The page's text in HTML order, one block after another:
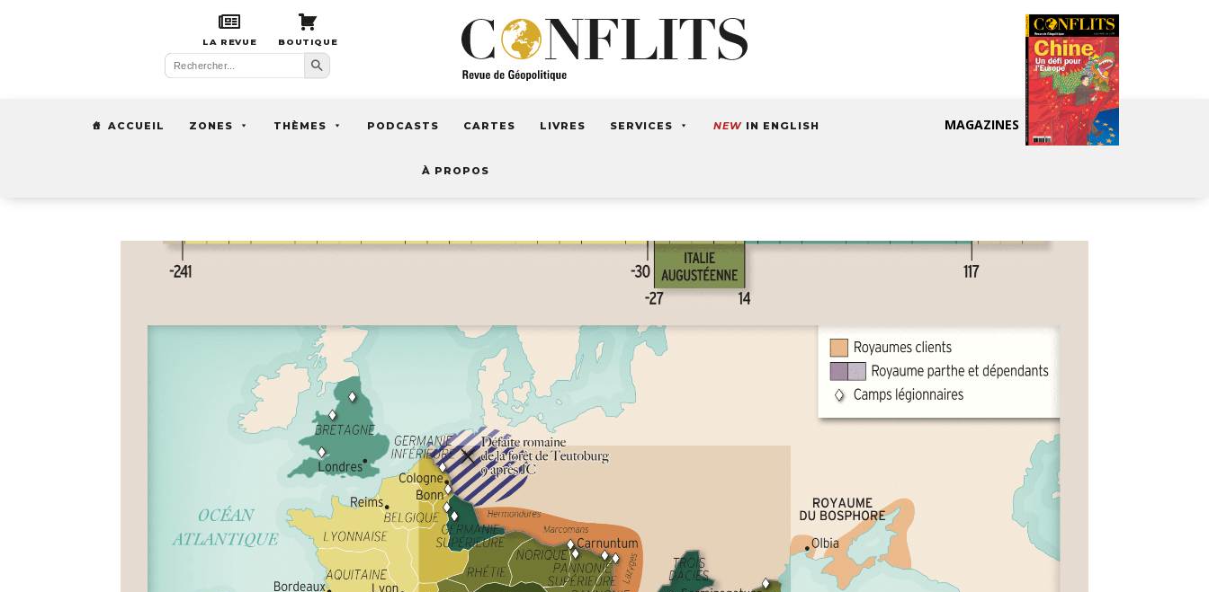
LA REVUE BOUTIQUE
Search
for:
Search Button
ACCUEIL ZONES THÈMES PODCASTS CARTES LIVRES SERVICES NEW IN ENGLISH
À PROPOS
MAGAZINES